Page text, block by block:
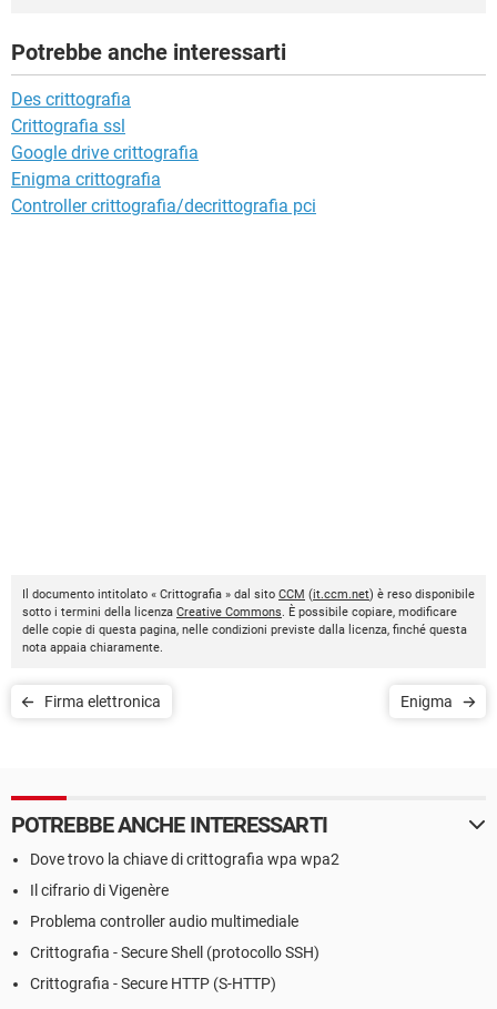
Potrebbe anche interessarti
Des crittografia
Crittografia ssl
Google drive crittografia
Enigma crittografia
Controller crittografia/decrittografia pci
Il documento intitolato « Crittografia » dal sito CCM (it.ccm.net) è reso disponibile
sotto i termini della licenza Creative Commons. È possibile copiare, modificare
delle copie di questa pagina, nelle condizioni previste dalla licenza, finché questa
nota appaia chiaramente.
Firma elettronica Enigma
POTREBBE ANCHE INTERESSARTI
Dove trovo la chiave di crittografia wpa wpa2
Il cifrario di Vigenère
Problema controller audio multimediale
Crittografia - Secure Shell (protocollo SSH)
Crittografia - Secure HTTP (S-HTTP)